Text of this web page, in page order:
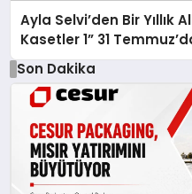
Ayla Selvi’den Bir Yıllık
Kasetler 1” 31
Son Dakika